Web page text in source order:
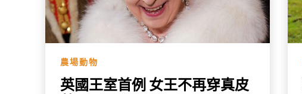
農場動物
英國王室首例 女王不再穿真皮